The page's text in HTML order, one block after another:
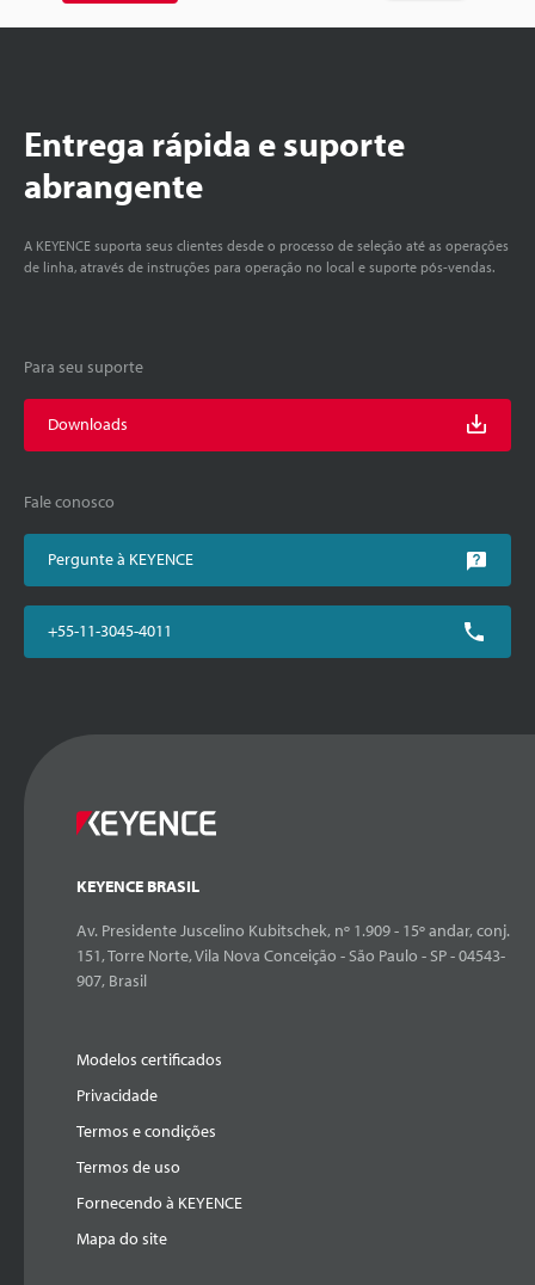
Entrega rápida e suporte
abrangente
A KEYENCE suporta seus clientes desde o processo de seleção até as operações
de linha, através de instruções para operação no local e suporte pós-vendas.
Para seu suporte
Downloads
Fale conosco
Pergunte à KEYENCE
+55-11-3045-4011
KEYENCE BRASIL
Av. Presidente Juscelino Kubitschek, nº 1.909 - 15º andar, conj.
151, Torre Norte, Vila Nova Conceição - São Paulo - SP - 04543-
907, Brasil
Modelos certificados
Privacidade
Termos e condições
Termos de uso
Fornecendo à KEYENCE
Mapa do site